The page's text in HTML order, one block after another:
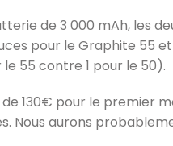
de 3 000 mAh, les
pour le Graphite 55
55 contre 1 pour le 50).
130€ pour le premier
Nous aurons